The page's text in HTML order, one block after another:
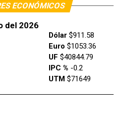
ECONÓMICOS
del 2026
Dólar$911.58
Euro $1053.36
UF $40844.79
IPC % -0.2
UTM$71649